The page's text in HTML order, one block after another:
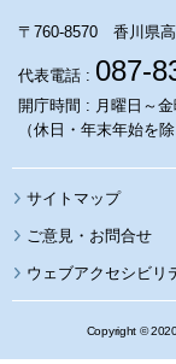
〒760-8570 香川県
代表電話 : 087-
開庁時間 : 月曜日～
（休日・年末年始を除
サイトマップ
ウェブアクセシビリ
Copyright ©